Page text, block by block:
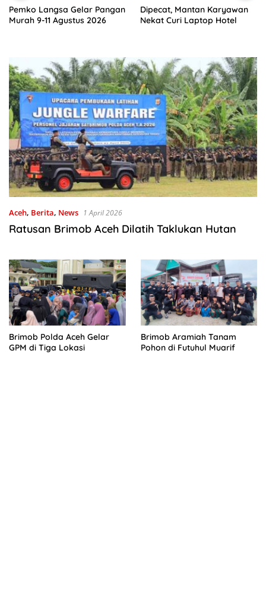
Pemko Langsa Gelar Pangan
Murah 9-11 Agustus 2026
Dipecat, Mantan Karyawan
Nekat Curi Laptop Hotel
Aceh, Berita, News 1 April 2026
Ratusan Brimob Aceh Dilatih Taklukan Hutan
Brimob Polda Aceh Gelar
GPM di Tiga Lokasi
Brimob Aramiah Tanam
Pohon di Futuhul Muarif